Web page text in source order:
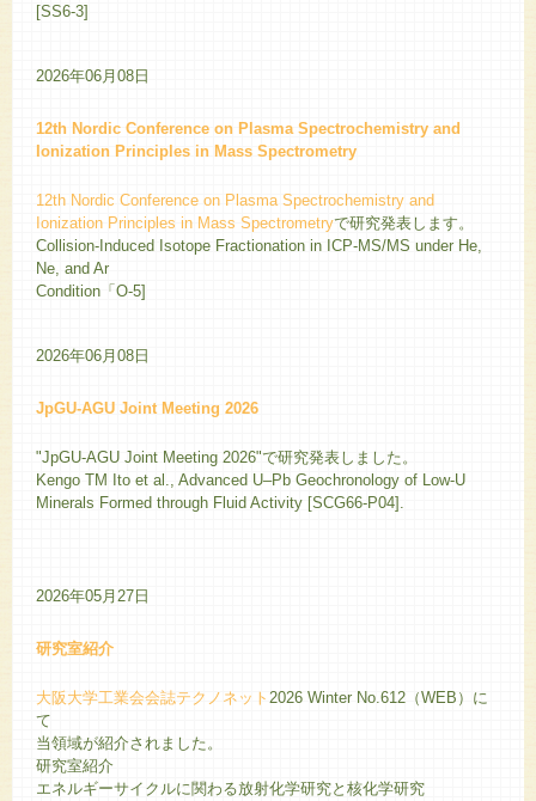
[SS6-3]
2026年06月08日
12th Nordic Conference on Plasma Spectrochemistry and
Ionization Principles in Mass Spectrometry
12th Nordic Conference on Plasma Spectrochemistry and
Ionization Principles in Mass Spectrometryで研究発表します。
Collision-Induced Isotope Fractionation in ICP-MS/MS under He,
Ne, and Ar
Condition「O-5]
2026年06月08日
JpGU-AGU Joint Meeting 2026
"JpGU-AGU Joint Meeting 2026"で研究発表しました。
Kengo TM Ito et al., Advanced U–Pb Geochronology of Low-U
Minerals Formed through Fluid Activity [SCG66-P04].
2026年05月27日
研究室紹介
大阪大学工業会会誌テクノネット 2026 Winter No.612（WEB）に
て
当領域が紹介されました。
研究室紹介
エネルギーサイクルに関わる放射化学研究と核化学研究